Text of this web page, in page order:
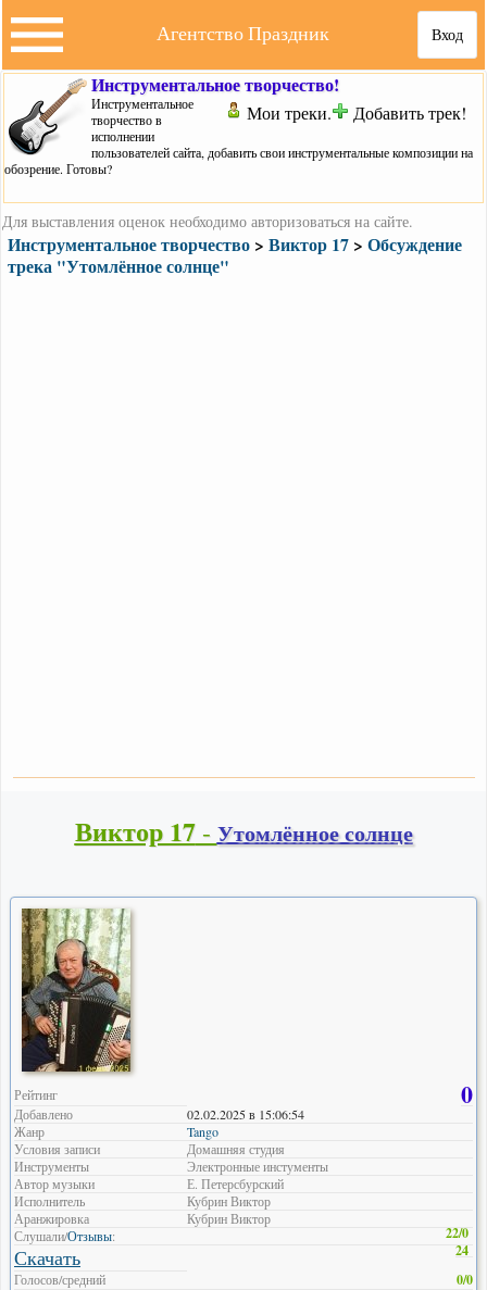
Вход
Агентство Праздник
Инструментальное творчество!
Мои треки. Добавить трек!
Инструментальное
творчество в
исполнении
пользователей сайта, добавить свои инструментальные композиции на
обозрение. Готовы?
Для выставления оценок необходимо авторизоваться на сайте.
Инструментальное творчество > Виктор 17 > Обсуждение
трека "Утомлённое солнце"
Виктор 17- Утомлённое солнце
Рейтинг 0
Добавлено
02.02.2025 в 15:06:54
Жанр
Tango
Условия записи
Домашняя студия
Инструменты
Электронные инстументы
Автор музыки
Е. Петерсбурский
Исполнитель
Кубрин Виктор
Аранжировка
Кубрин Виктор
Слушали/Отзывы: 22/0
Скачать 24
Голосов/средний 0/0